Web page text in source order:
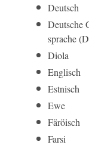
Deutsch
Deut­sche
sprache
Diola
Englisch
Estnisch
Ewe
Färöisch
Farsi